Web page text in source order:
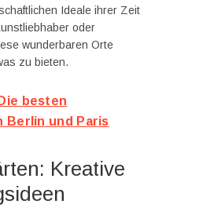
Ideale ihrer Zeit
oder
wunderbaren Orte
zu bieten.
Die besten
Berlin und Paris
Kreative